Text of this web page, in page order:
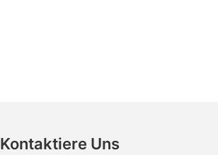
Kontaktiere Uns